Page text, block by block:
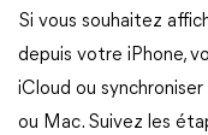
Si vous souhaitez
depuis votre iPhone,
iCloud ou
ou Mac. Suivez les